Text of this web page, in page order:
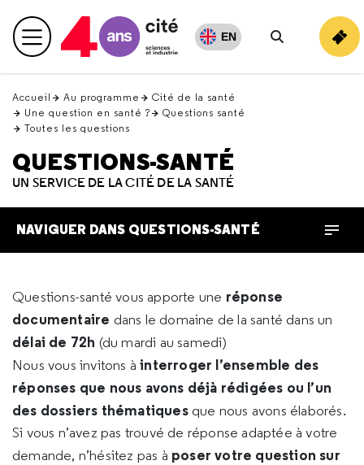
en
haut Menu principal EN
Rechercher
Accueil Au programme
Cité de la santé
Une question en santé ?
Questions santé
Toutes les questions
QUESTIONS-SANTÉ
UN SERVICE DE LA CITÉ DE LA SANTÉ
NAVIGUER DANS QUESTIONS-SANTÉ
Questions-santé vous apporte une réponse
documentaire dans le domaine de la santé dans un
délai de 72h (du mardi au samedi)
Nous vous invitons àinterroger l’ensemble des
réponses que nous avons déjà rédigées ou l’un
des dossiers thématiques que nous avons élaborés.
Si vous n’avez pas trouvé de réponse adaptée à votre
demande, n’hésitez pas à poser votre question sur